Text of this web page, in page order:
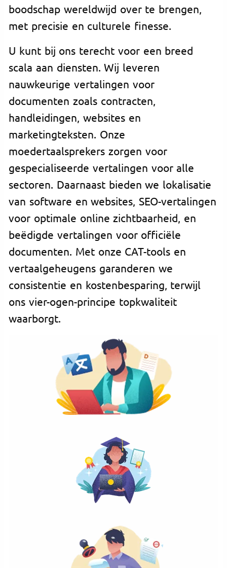
boodschap wereldwijd over te brengen,
met precisie en culturele finesse.
U kunt bij ons terecht voor een breed
scala aan diensten. Wij leveren
nauwkeurige vertalingen voor
documenten zoals contracten,
handleidingen, websites en
marketingteksten. Onze
moedertaalsprekers zorgen voor
gespecialiseerde vertalingen voor alle
sectoren. Daarnaast bieden we lokalisatie
van software en websites, SEO-vertalingen
voor optimale online zichtbaarheid, en
beëdigde vertalingen voor officiële
documenten. Met onze CAT-tools en
vertaalgeheugens garanderen we
consistentie en kostenbesparing, terwijl
ons vier-ogen-principe topkwaliteit
waarborgt.